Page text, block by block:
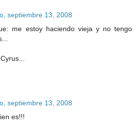
septiembre 13, 2008
me estoy haciendo vieja y no tengo
septiembre 13, 2008
es!!!